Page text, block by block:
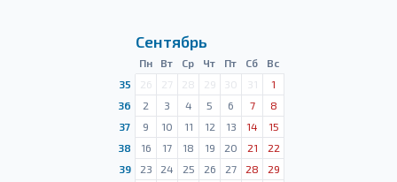
Сентябрь
Пн Вт Ср Чт Пт Сб
Вс
35
26 27 28 29 30 31
1
36
2 3 4 5 6 7
8
37
9 10 11 12 13 14
15
38
16 17 18 19 20 21
22
39
23 24 25 26 27 28
29